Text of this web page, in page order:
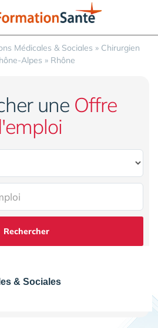
Médicales & Sociales » Chirurgien
Alpes » Rhône
une Offre
Rechercher
& Sociales